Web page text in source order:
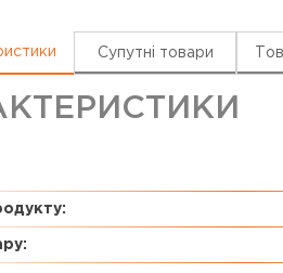
Супутні товари